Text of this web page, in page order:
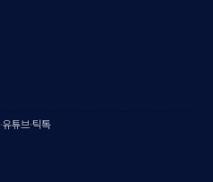
·유튜브·틱톡